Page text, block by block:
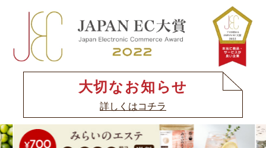
大切なお知らせ
詳しくはコチラ